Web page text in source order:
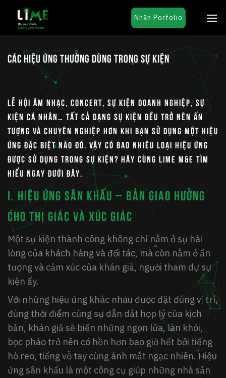
Chuyển
Nhận Porfolio
CÁC HIỆU ỨNG THƯỜNG DÙNG TRONG SỰ KIỆN
Lễ hội âm nhạc, concert, sự kiện doanh nghiệp, sự
kiện cá nhân… tất cả dạng sự kiện đều trở nên ấn
tượng và chuyên nghiệp hơn khi bạn sử dụng một hiệu
ứng đặc biệt nào đó. Vậy có bao nhiêu loại hiệu ứng
được sử dụng trong sự kiện? Hãy cùng LIME M&E tìm
hiểu ngay dưới đây.
I. HIỆU ỨNG SÂN KHẤU – BẢN GIAO HƯỞNG
CHO THỊ GIÁC VÀ XÚC GIÁC
Một sự kiện thành công không chỉ nằm ở sự hài
lòng của khách hàng và đối tác, mà còn nằm ở ấn
tượng và cảm xúc của khán giả, người tham dự sự
kiện ấy.
Với những hiệu ứng khác nhau được đặt đúng vị trí,
đúng thời điểm cùng sự dẫn dắt hợp lý của kịch
bản, khán giả sẽ biến những ngọn lửa, làn khói,
bọc pháo trở nên có hồn hơn bao giờ hết bởi tiếng
hò reo, tiếng vỗ tay cùng ánh mắt ngạc nhiên. Hiệu
ứng sân khấu là một công cụ giúp những nhà sản